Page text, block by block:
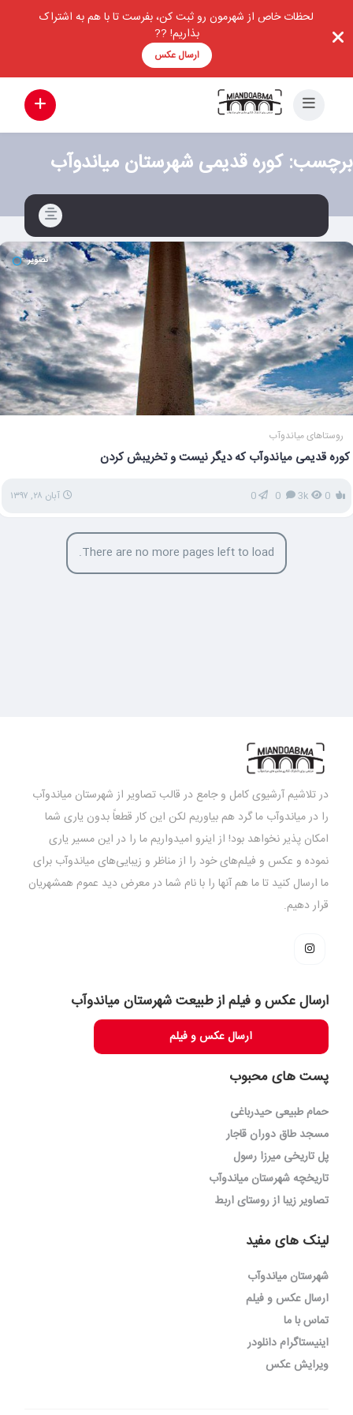
لحظات خاص از شهرمون رو ثبت کن، بفرست تا با هم به اشتراک
بذاریم! ??
ارسال عکس
برچسب:کوره قدیمی شهرستان میاندوآب
تصویر
روستاهای میاندوآب
کوره قدیمی میاندوآب که دیگر نیست و تخریبش کردن
3k
0 آبان ۲۸, ۱۳۹۷
There are no more pages left to load.
در تلاشیم آرشیوی کامل و جامع در قالب تصاویر از شهرستان میاندوآب
را در میاندوآب ما گرد هم بیاوریم لکن این کار قطعاً بدون یاری شما
امکان پذیر نخواهد بود! از اینرو امیدواریم ما را در این مسیر یاری
نموده و عکس و فیلم‌های خود را از مناظر و زیبایی‌های میاندوآب برای
ما ارسال کنید تا ما هم آنها را با نام شما در معرض دید عموم همشهریان
قرار دهیم.
ارسال عکس و فیلم از طبیعت شهرستان میاندوآب
ارسال عکس و فیلم
پست های محبوب
حمام طبیعی حیدرباغی
مسجد طاق دوران قاجار
پل تاریخی میرزا رسول
تاریخچه شهرستان میاندوآب
تصاویر زیبا از روستای اربط
لینک های مفید
شهرستان میاندوآب
ارسال عکس و فیلم
تماس با ما
اینیستاگرام دانلودر
ویرایش عکس